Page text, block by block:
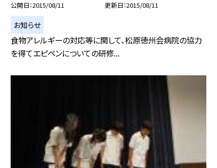
公開日 2015/08/11 更新日 2015/08/11
お知らせ
食物アレルギーの対応等に関して、松原徳州会病院の協力
を得てエピペンについての研修...